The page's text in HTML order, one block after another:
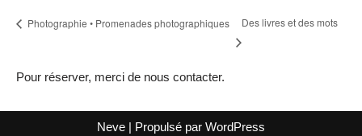
Photographie • Promenades photographiques Des livres et des mots
Pour réserver, merci de nous contacter.
Neve | Propulsé par WordPress